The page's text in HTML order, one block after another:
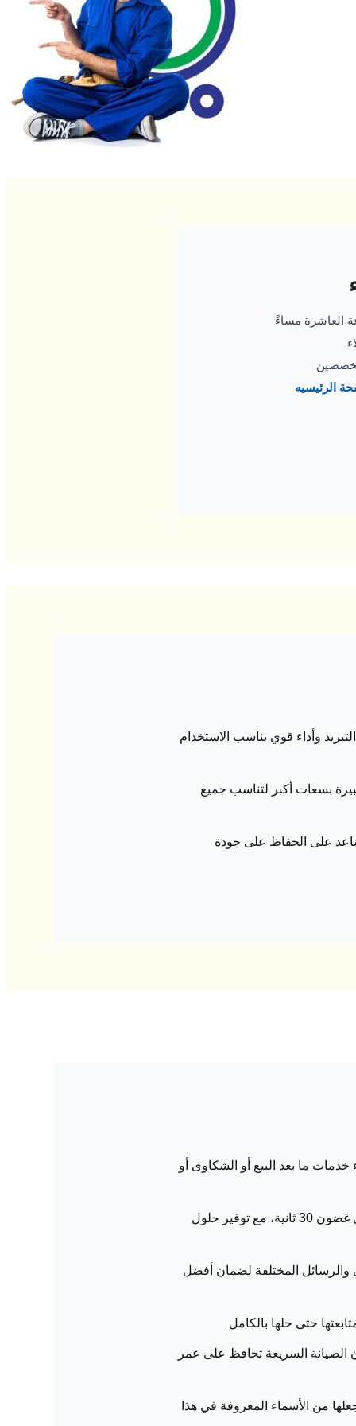
الرئيسيه
وأداء قوي يناسب الاستخدام
بسعات أكبر لتناسب جميع
على الحفاظ على جودة
ما بعد البيع أو الشكاوى أو
حتى في أوقات الذروة، يستطيع فريق مركز الاتصال المدرب على أعلى مستوى الرد على المكالمات في غضون 30 ثانية، مع توفير حلول
والرسائل المختلفة لضمان أفضل
الصيانة السريعة تحافظ على عمر
من الأسماء المعروفة في هذا